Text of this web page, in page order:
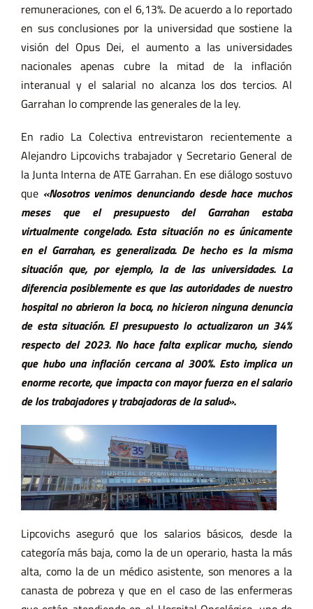
remuneraciones, con el 6,13%. De acuerdo a lo reportado
en sus conclusiones por la universidad que sostiene la
visión del Opus Dei, el aumento a las universidades
nacionales apenas cubre la mitad de la inflación
interanual y el salarial no alcanza los dos tercios. Al
Garrahan lo comprende las generales de la ley.
En radio La Colectiva entrevistaron recientemente a
Alejandro Lipcovichs trabajador y Secretario General de
la Junta Interna de ATE Garrahan. En ese diálogo sostuvo
que«Nosotros venimos denunciando desde hace muchos
meses que el presupuesto del Garrahan estaba
virtualmente congelado. Esta situación no es únicamente
en el Garrahan, es generalizada. De hecho es la misma
situación que, por ejemplo, la de las universidades. La
diferencia posiblemente es que las autoridades de nuestro
hospital no abrieron la boca, no hicieron ninguna denuncia
de esta situación. El presupuesto lo actualizaron un 34%
respecto del 2023. No hace falta explicar mucho, siendo
que hubo una inflación cercana al 300%. Esto implica un
enorme recorte, que impacta con mayor fuerza en el salario
de los trabajadores y trabajadoras de la salud».
Lipcovichs aseguró que los salarios básicos, desde la
categoría más baja, como la de un operario, hasta la más
alta, como la de un médico asistente, son menores a la
canasta de pobreza y que en el caso de las enfermeras